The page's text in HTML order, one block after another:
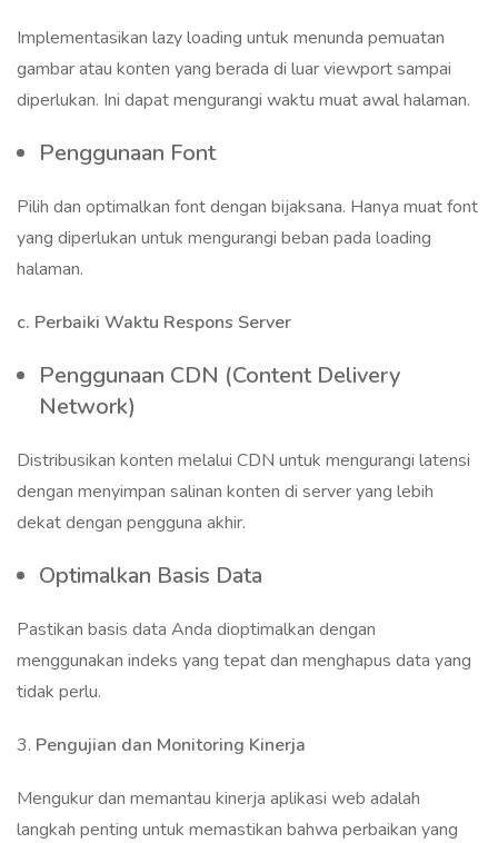
Implementasikan lazy loading untuk menunda pemuatan
gambar atau konten yang berada di luar viewport sampai
diperlukan. Ini dapat mengurangi waktu muat awal halaman.
Penggunaan Font
Pilih dan optimalkan font dengan bijaksana. Hanya muat font
yang diperlukan untuk mengurangi beban pada loading
halaman.
c. Perbaiki Waktu Respons Server
Penggunaan CDN (Content Delivery
Network)
Distribusikan konten melalui CDN untuk mengurangi latensi
dengan menyimpan salinan konten di server yang lebih
dekat dengan pengguna akhir.
Optimalkan Basis Data
Pastikan basis data Anda dioptimalkan dengan
menggunakan indeks yang tepat dan menghapus data yang
tidak perlu.
3. Pengujian dan Monitoring Kinerja
Mengukur dan memantau kinerja aplikasi web adalah
langkah penting untuk memastikan bahwa perbaikan yang